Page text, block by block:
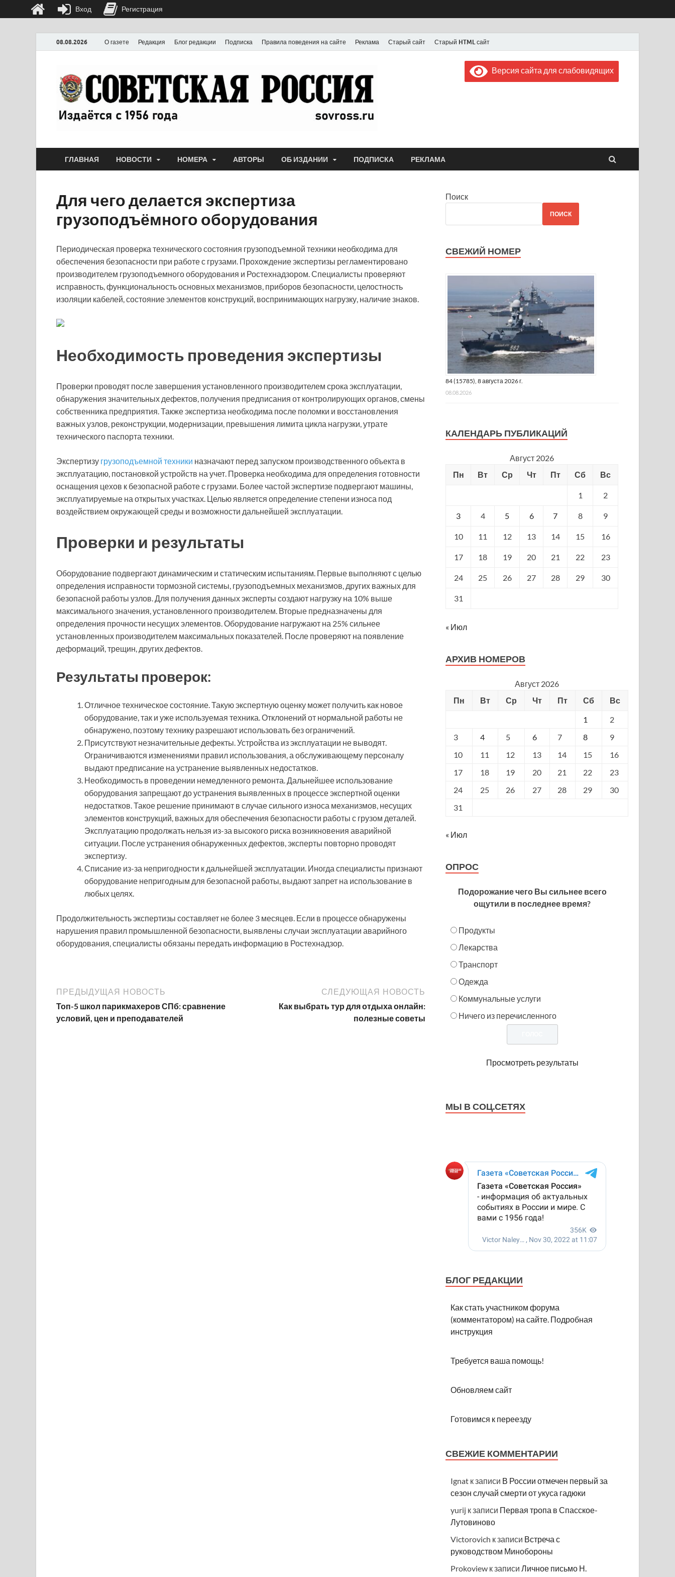
08.08.2026 О газете Редакция Блог редакции Подписка Правила поведения на сайте Реклама Старый сайт Старый HTML сайт
Газета "Советская Россия"
Выпускается с июля 1956 года
Версия сайта для слабовидящих
ГЛАВНАЯ НОВОСТИ НОМЕРА АВТОРЫ ОБ ИЗДАНИИ ПОДПИСКА РЕКЛАМА
Для чего делается экспертиза
грузоподъёмного оборудования
Периодическая проверка технического состояния грузоподъемной техники необходима для
обеспечения безопасности при работе с грузами. Прохождение экспертизы регламентировано
производителем грузоподъемного оборудования и Ростехнадзором. Специалисты проверяют
исправность, функциональность основных механизмов, приборов безопасности, целостность
изоляции кабелей, состояние элементов конструкций, воспринимающих нагрузку, наличие знаков.
Необходимость проведения экспертизы
Проверки проводят после завершения установленного производителем срока эксплуатации,
обнаружения значительных дефектов, получения предписания от контролирующих органов, смены
собственника предприятия. Также экспертиза необходима после поломки и восстановления
важных узлов, реконструкции, модернизации, превышения лимита цикла нагрузки, утрате
технического паспорта техники.
Экспертизу грузоподъемной техники назначают перед запуском производственного объекта в
эксплуатацию, постановкой устройств на учет. Проверка необходима для определения готовности
оснащения цехов к безопасной работе с грузами. Более частой экспертизе подвергают машины,
эксплуатируемые на открытых участках. Целью является определение степени износа под
воздействием окружающей среды и возможности дальнейшей эксплуатации.
Проверки и результаты
Оборудование подвергают динамическим и статическим испытаниям. Первые выполняют с целью
определения исправности тормозной системы, грузоподъемных механизмов, других важных для
безопасной работы узлов. Для получения данных эксперты создают нагрузку на 10% выше
максимального значения, установленного производителем. Вторые предназначены для
определения прочности несущих элементов. Оборудование нагружают на 25% сильнее
установленных производителем максимальных показателей. После проверяют на появление
деформаций, трещин, других дефектов.
Результаты проверок:
Отличное техническое состояние. Такую экспертную оценку может получить как новое
оборудование, так и уже используемая техника. Отклонений от нормальной работы не
обнаружено, поэтому технику разрешают использовать без ограничений.
Присутствуют незначительные дефекты. Устройства из эксплуатации не выводят.
Ограничиваются изменениями правил использования, а обслуживающему персоналу
выдают предписание на устранение выявленных недостатков.
Необходимость в проведении немедленного ремонта. Дальнейшее использование
оборудования запрещают до устранения выявленных в процессе экспертной оценки
недостатков. Такое решение принимают в случае сильного износа механизмов, несущих
элементов конструкций, важных для обеспечения безопасности работы с грузом деталей.
Эксплуатацию продолжать нельзя из-за высокого риска возникновения аварийной
ситуации. После устранения обнаруженных дефектов, эксперты повторно проводят
экспертизу.
Списание из-за непригодности к дальнейшей эксплуатации. Иногда специалисты признают
оборудование непригодным для безопасной работы, выдают запрет на использование в
любых целях.
Продолжительность экспертизы составляет не более 3 месяцев. Если в процессе обнаружены
нарушения правил промышленной безопасности, выявлены случаи эксплуатации аварийного
оборудования, специалисты обязаны передать информацию в Ростехнадзор.
ПРЕДЫДУЩАЯ НОВОСТЬ
Топ-5 школ парикмахеров СПб: сравнение
условий, цен и преподавателей
СЛЕДУЮЩАЯ НОВОСТЬ
Как выбрать тур для отдыха онлайн:
полезные советы
Поиск
ПОИСК
СВЕЖИЙ НОМЕР
84 (15785), 8 августа 2026 г.
08.08.2026
КАЛЕНДАРЬ ПУБЛИКАЦИЙ
Август 2026
Пн
Вт Ср Чт Пт Сб Вс
1 2
3 4 5 6 7 8 9
10 11 12 13 14 15 16
17 18 19 20 21 22 23
24 25 26 27 28 29 30
31
« Июл
АРХИВ НОМЕРОВ
Август 2026
Пн
Вт Ср Чт Пт Сб
Вс
1
2
3
4 5 6 7 8
9
10
11 12 13 14 15
16
17
18 19 20 21 22
23
24
25 26 27 28 29
30
31
« Июл
ОПРОС
Подорожание чего Вы сильнее всего
ощутили в последнее время?
Продукты
Лекарства
Транспорт
Одежда
Коммунальные услуги
Ничего из перечисленного
Просмотреть результаты
МЫ В СОЦ.СЕТЯХ
БЛОГ РЕДАКЦИИ
Как стать участником форума
(комментатором) на сайте. Подробная
инструкция
Требуется ваша помощь!
Обновляем сайт
Готовимся к переезду
СВЕЖИЕ КОММЕНТАРИИ
Ignat к записи В России отмечен первый за
сезон случай смерти от укуса гадюки
yurij к записи Первая тропа в Спасское-
Лутовиново
Victorovich к записи Встреча с
руководством Минобороны
Prokoview к записи Личное письмо Н.
Вход Регистрация